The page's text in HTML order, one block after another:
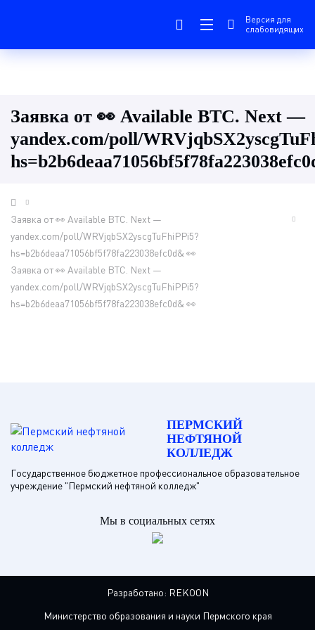
Версия для
слабовидящих
Заявка от 👀 Available BTC. Next —
yandex.com/poll/
Заявка от 👀 Available BTC. Next —
yandex.com/poll/WRVjqbSX2yscgTuFhiPPi5?
hs=b2b6deaa71056bf5f78fa223038efc0d& 👀
Заявка от 👀 Available BTC. Next —
yandex.com/poll/WRVjqbSX2yscgTuFhiPPi5?
hs=b2b6deaa71056bf5f78fa223038efc0d& 👀
ПЕРМСКИЙ
НЕФТЯНОЙ
КОЛЛЕДЖ
Государственное бюджетное профессиональное образовательное
учреждение "Пермский нефтяной колледж"
Мы в социальных сетях
Разработано: REKOON
Министерство образования и науки Пермского края